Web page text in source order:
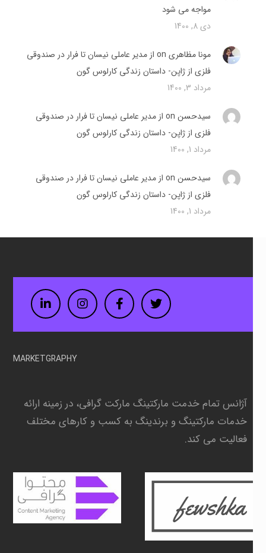
مواجه می شود
دی 8, 1400
مونا مظاهری on
از مدیر عاملی نیسان تا فرار در صندوقی
فلزی از ژاپن- داستان زندگی کارلوس گون
مرداد 3, 1400
سیدحسن on
از مدیر عاملی نیسان تا فرار در صندوقی
فلزی از ژاپن- داستان زندگی کارلوس گون
مرداد 1, 1400
سیدحسن on
از مدیر عاملی نیسان تا فرار در صندوقی
فلزی از ژاپن- داستان زندگی کارلوس گون
مرداد 1, 1400
Twitter
Facebook
Instagram
LinkedIn
MARKETGRAPHY
آژانس تمام خدمت مارکتینگ مارکت گرافی، در زمینه ارائه
خدمات مارکتینگ و برندینگ به کسب و کارهای مختلف
فعالیت می کند.